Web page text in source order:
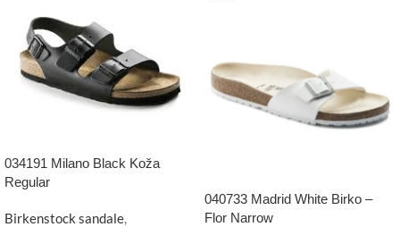
034191 Milano Black Koža
Regular
Birkenstock sandale
040733 Madrid White Birko –
Flor Narrow